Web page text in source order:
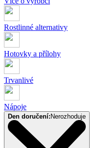
Rostlinné alternativy
Hotovky a přílohy
Trvanlivé
Nápoje
Den doručení: Nerozhoduje